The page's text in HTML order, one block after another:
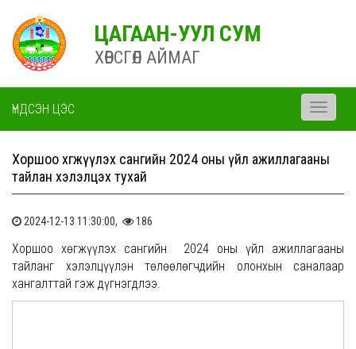
ЦАГААН-УУЛ СУМ
ХӨВСГӨЛ АЙМАГ
ҮНДСЭН ЦЭС
Toggle
Хоршоо хөгжүүлэх сангийн 2024 оны үйл ажиллагааны
тайлан хэлэлцэх тухай
2024-12-13 11:30:00, 186
Хоршоо хөгжүүлэх сангийн 2024 оны үйл ажиллагааны
тайланг хэлэлцүүлэн төлөөлөгчдийн олонхын саналаар
хангалттай гэж дүгнэгдлээ.